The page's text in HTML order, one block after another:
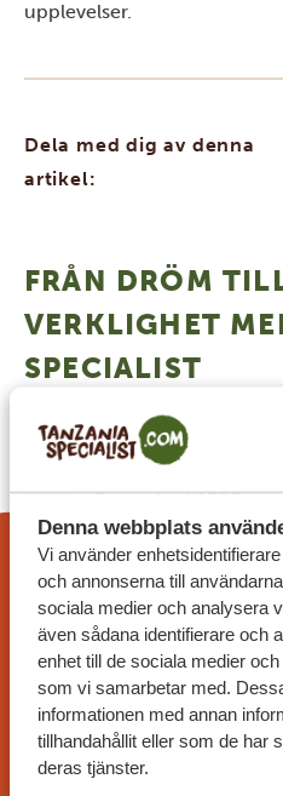
Denna webbplats
Vi använder
och annonserna till
sociala medier och analysera
även sådana identifierare och
enhet till de sociala medier
som vi samarbetar med.
informationen med annan
tillhandahållit eller som de har
deras tjänster.
upplevelser.
Dela med dig av denna
artikel:
FRÅN DRÖM
VERKLIGHET
SPECIALIST
4.9/5
Baserat på
4.7/5
Baserat på1252+
ANPASSAT
På Tanzania Specialist
efter dina önskemål. Våra
anpassningsbara och
tillsammans med dig för